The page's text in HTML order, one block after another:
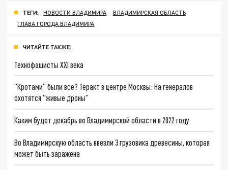
ТЕГИ: НОВОСТИ ВЛАДИМИРА
ВЛАДИМИРСКАЯ ОБЛАСТЬ
ГЛАВА ГОРОДА ВЛАДИМИРА
ЧИТАЙТЕ ТАКЖЕ:
Технофашисты XXI века
"Кротами" были все? Теракт в центре Москвы: На генералов
охотятся "живые дроны"
Каким будет декабрь во Владимирской области в 2022 году
Во Владимирскую область ввезли 3 грузовика древесины, которая
может быть заражена